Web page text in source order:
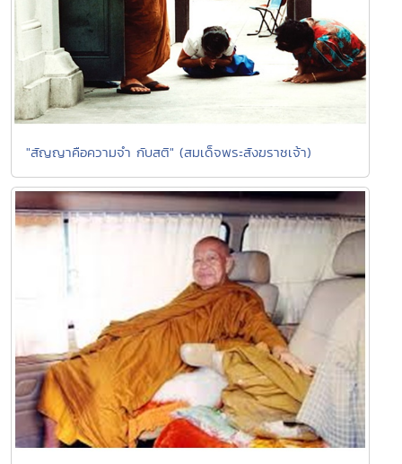
"สัญญาคือความจำ กับสติ" (สมเด็จพระสังฆราชเจ้า)